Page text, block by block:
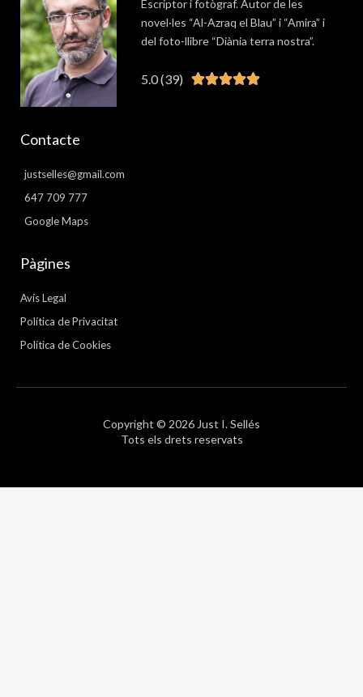
Escriptor i fotògraf. Autor de les
novel·les “Al-Azraq el Blau” i “Amira” i
del foto-llibre “Diània terra nostra”.
5.0 (39) Valorat
Contacte
justselles@gmail.com
647 709 777
Google Maps
Pàgines
Avís Legal
Política de Privacitat
Política de Cookies
Copyright © 2026 Just I. Sellés
Tots els drets reservats